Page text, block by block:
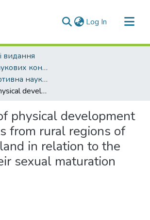
Log In (current)
видання
Матеріали наукових конференцій
"Молода спортивна наука України"
The level of physical development among girls from rural regions of eastern Poland in relation to the level of their sexual maturation
physical development
from rural regions of
in relation to the
sexual maturation